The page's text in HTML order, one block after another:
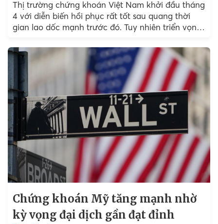
Thị trường chứng khoán Việt Nam khởi đầu tháng
4 với diễn biến hồi phục rất tốt sau quang thời
gian lao dốc mạnh trước đó. Tuy nhiên triển vọng
khăn.
Chứng khoán Mỹ tăng mạnh nhờ
kỳ vọng đại dịch gần đạt đỉnh